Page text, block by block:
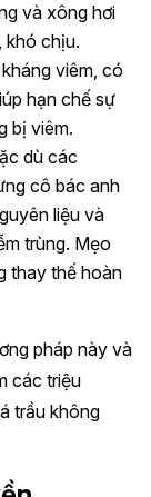
và xông hơi
khó chịu.
viêm, có
hạn chế sự
bị viêm.
dù các
cô bác anh
liệu và
trùng. Mẹo
thay thế hoàn
pháp này và
các triệu
trầu không